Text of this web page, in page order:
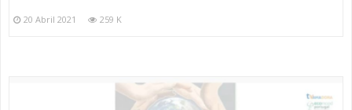
20 Abril 2021 259 K